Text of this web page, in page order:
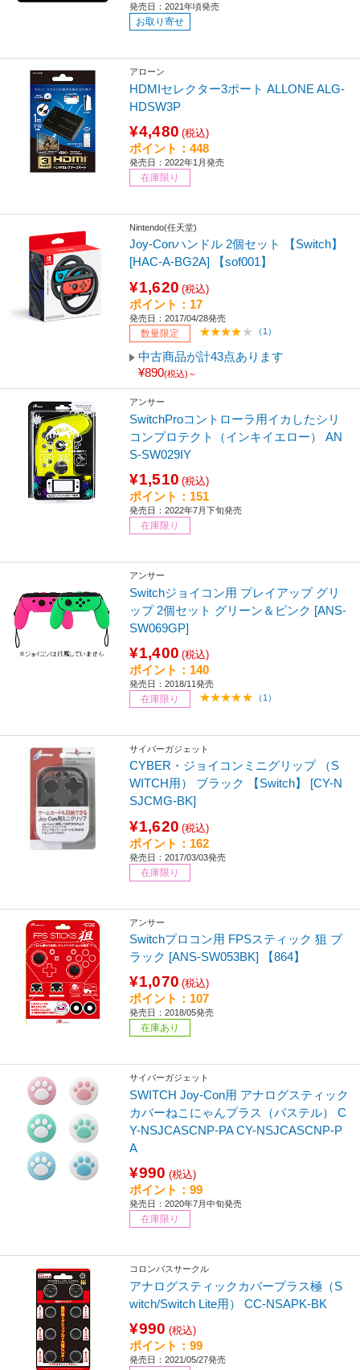
発売日：2021年頃発売
お取り寄せ
アローン
HDMIセレクター3ポート ALLONE ALG-
HDSW3P
¥4,480 (税込)
ポイント：448
発売日：2022年1月発売
在庫限り
Nintendo(任天堂)
Joy-Conハンドル 2個セット 【Switch】
[HAC-A-BG2A] 【sof001】
¥1,620 (税込)
ポイント：17
発売日：2017/04/28発売
数量限定 （1）
中古商品が計43点あります
¥890(税込)～
アンサー
SwitchProコントローラ用イカしたシリ
コンプロテクト（インキイエロー） AN
S-SW029IY
¥1,510 (税込)
ポイント：151
発売日：2022年7月下旬発売
在庫限り
アンサー
Switchジョイコン用 プレイアップ グリ
ップ 2個セット グリーン＆ピンク [ANS-
SW069GP]
¥1,400 (税込)
ポイント：140
発売日：2018/11発売
在庫限り （1）
サイバーガジェット
CYBER・ジョイコンミニグリップ （S
WITCH用） ブラック 【Switch】 [CY-N
SJCMG-BK]
¥1,620 (税込)
ポイント：162
発売日：2017/03/03発売
在庫限り
アンサー
Switchプロコン用 FPSスティック 狙 ブ
ラック [ANS-SW053BK] 【864】
¥1,070 (税込)
ポイント：107
発売日：2018/05発売
在庫あり
サイバーガジェット
SWITCH Joy-Con用 アナログスティック
カバーねこにゃんプラス（パステル） C
Y-NSJCASCNP-PA CY-NSJCASCNP-P
A
¥990 (税込)
ポイント：99
発売日：2020年7月中旬発売
在庫限り
コロンバスサークル
アナログスティックカバープラス極（S
witch/Switch Lite用） CC-NSAPK-BK
¥990 (税込)
ポイント：99
発売日：2021/05/27発売